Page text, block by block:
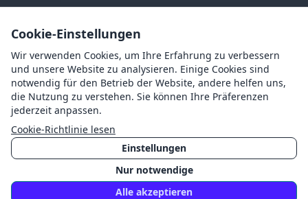
RECHTLICHES
Nutzungsbedingungen
Datenschutz
Impressum
AGB
Cookies
Cookie-Einstellungen
©2026Mahlzait · Made with ❤️ in Germany
Cookie-Einstellungen
Wir verwenden Cookies, um Ihre Erfahrung zu verbessern
und unsere Website zu analysieren. Einige Cookies sind
notwendig für den Betrieb der Website, andere helfen uns,
die Nutzung zu verstehen. Sie können Ihre Präferenzen
jederzeit anpassen.
Cookie-Richtlinie lesen
Einstellungen
Nur notwendige
Alle akzeptieren